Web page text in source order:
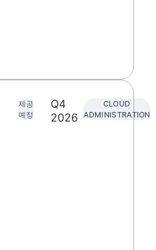
제공
예정
Q4
2026
CLOUD
ADMINISTRATION